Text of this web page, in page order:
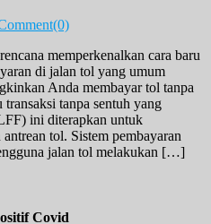
memperkenalkan cara baru
di jalan tol yang umum
Anda membayar tol tanpa
tanpa sentuh yang
ini diterapkan untuk
tol. Sistem pembayaran
jalan tol melakukan […]
Covid